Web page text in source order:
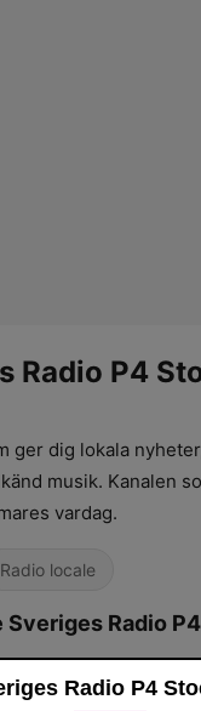
Radio P4
ger dig lokala
musik. Kanalen
vardag.
Radio locale
Sveriges Radio
103.3 FM